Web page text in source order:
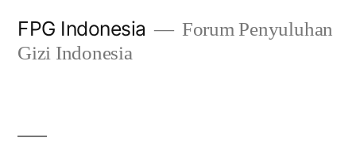
FPG Indonesia
Forum Penyuluhan
Gizi Indonesia